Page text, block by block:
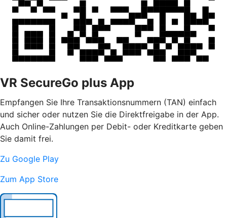
VR SecureGo plus App
Empfangen Sie Ihre Transaktionsnummern (TAN) einfach
und sicher oder nutzen Sie die Direktfreigabe in der App.
Auch Online-Zahlungen per Debit- oder Kreditkarte geben
Sie damit frei.
Zu Google Play
Zum App Store